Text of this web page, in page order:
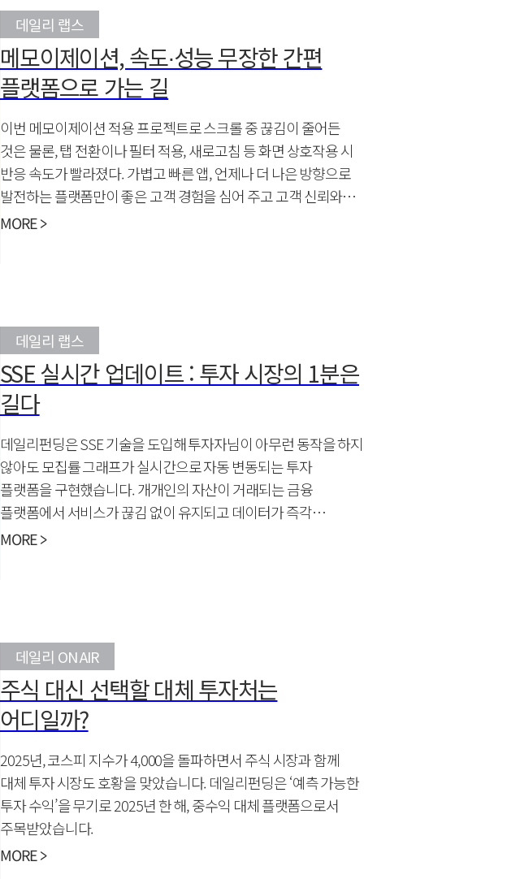
데일리 랩스
메모이제이션, 속도∙성능 무장한 간편
플랫폼으로 가는 길
이번 메모이제이션 적용 프로젝트로 스크롤 중 끊김이 줄어든
것은 물론, 탭 전환이나 필터 적용, 새로고침 등 화면 상호작용 시
반응 속도가 빨라졌다. 가볍고 빠른 앱, 언제나 더 나은 방향으로
발전하는 플랫폼만이 좋은 고객 경험을 심어 주고 고객 신뢰와
편의를 전한다.
MORE >
데일리 랩스
SSE 실시간 업데이트 : 투자 시장의 1분은
길다
데일리펀딩은 SSE 기술을 도입해 투자자님이 아무런 동작을 하지
않아도 모집률 그래프가 실시간으로 자동 변동되는 투자
플랫폼을 구현했습니다. 개개인의 자산이 거래되는 금융
플랫폼에서 서비스가 끊김 없이 유지되고 데이터가 즉각
전달된다는 것은 신뢰와도 연결되니까요.
MORE >
데일리 ON AIR
주식 대신 선택할 대체 투자처는
어디일까?
2025년, 코스피 지수가 4,000을 돌파하면서 주식 시장과 함께
대체 투자 시장도 호황을 맞았습니다. 데일리펀딩은 ‘예측 가능한
투자 수익’을 무기로 2025년 한 해, 중수익 대체 플랫폼으로서
주목받았습니다.
MORE >